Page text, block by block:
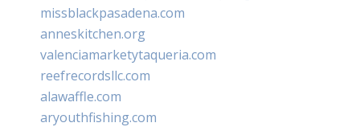
missblackpasadena.com
anneskitchen.org
valenciamarketytaqueria.com
reefrecordsllc.com
alawaffle.com
aryouthfishing.com